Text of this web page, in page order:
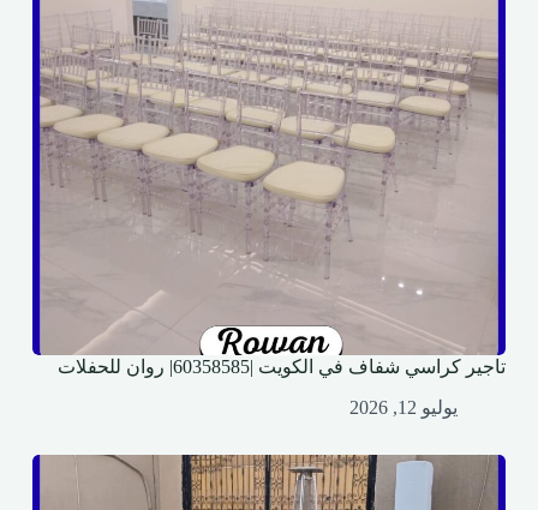
تاجير كراسي شفاف في الكويت |60358585| روان للحفلات
يوليو 12, 2026